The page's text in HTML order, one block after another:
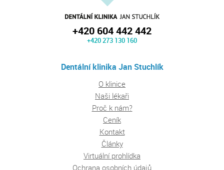
+420 604 442 442
+420 273 130 160
Dentální klinika Jan Stuchlík
O klinice
Naši lékaři
Proč k nám?
Ceník
Kontakt
Články
Virtuální prohlídka
Ochrana osobních údajů